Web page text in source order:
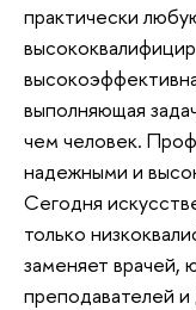
практически
выполняющая
чем человек.
надежными и
Сегодня
только
заменяет врачей,
преподавателей